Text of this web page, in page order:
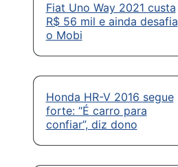
Fiat Uno Way 2021 custa
R$ 56 mil e ainda desafia
o Mobi
Honda HR-V 2016 segue
forte: “É carro para
confiar”, diz dono